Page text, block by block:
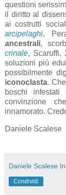
questioni
il diritto al
ai costrutti
arcipelaghi,
ancestrali,
crinale, Scaruffi,
soluzioni più
possibilmente
iconoclasta.
boschi
convinzione
innamorato.
Daniele Scalese
Daniele Scalese
Condividi